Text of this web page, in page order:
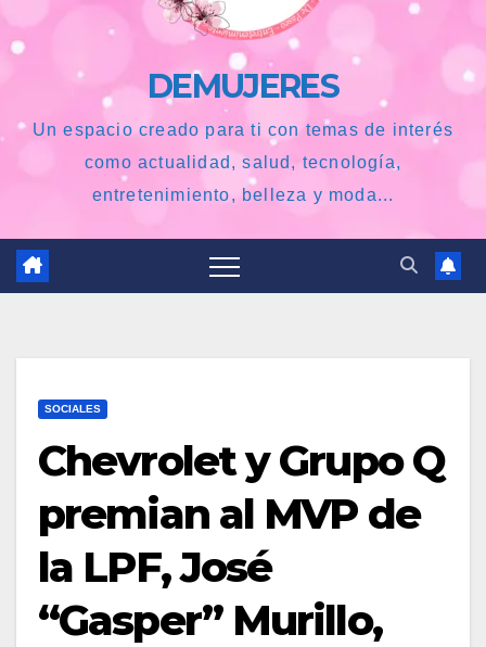
DEMUJERES
Un espacio creado para ti con temas de interés
como actualidad, salud, tecnología,
entretenimiento, belleza y moda...
SOCIALES
Chevrolet y Grupo Q
premian al MVP de
la LPF, José
“Gasper” Murillo,